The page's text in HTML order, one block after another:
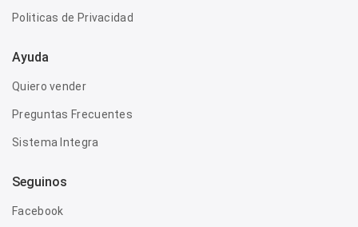
Politicas de Privacidad
Ayuda
Quiero vender
Preguntas Frecuentes
Sistema Integra
Seguinos
Facebook